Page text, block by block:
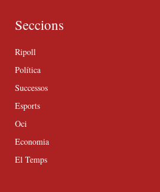
Seccions
Ripoll
Política
Successos
Esports
Oci
Economia
El Temps